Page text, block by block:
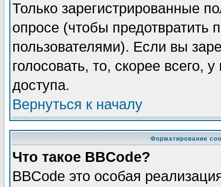
Только зарегистрированные
опросе (чтобы предотвратить
пользователями). Если вы
голосовать, то, скорее всего,
доступа.
Вернуться к началу
Форматирование
Что такое BBCode?
BBCode это особая